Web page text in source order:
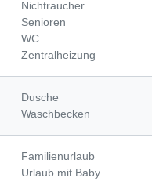
Nichtraucher
Senioren
WC
Zentralheizung
Dusche
Waschbecken
Familienurlaub
Urlaub mit Baby